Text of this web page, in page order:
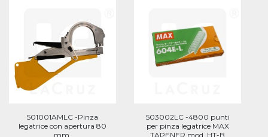
501001AMLC -Pinza
legatrice con apertura 80
mm.
503002LC -4800 punti
per pinza legatrice MAX
TAPENER mod. HT-B